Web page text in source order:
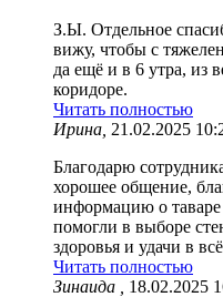
З.Ы. Отдельное
вижу, чтобы с
да ещё и в 6 утра,
коридоре.
Читать полностью
Ирина, 21.02.2025
Благодарю
хорошее общение,
информацию о
помогли в выборе
здоровья и удачи в
Читать полностью
Зинаида ,
18.02.2025